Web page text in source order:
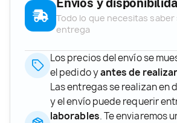
Envíos y
Todo lo que necesitas
entrega
Los precios del envío se
el pedido yantes de
Las entregas se realizan en
y el envío puede requerir
laborables. Te enviaremos